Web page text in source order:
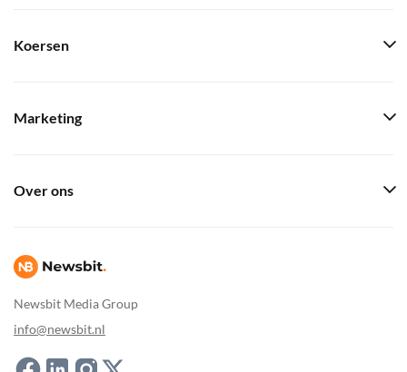
Newsbit Media Group
info@newsbit.nl
Koersen
Marketing
Over ons